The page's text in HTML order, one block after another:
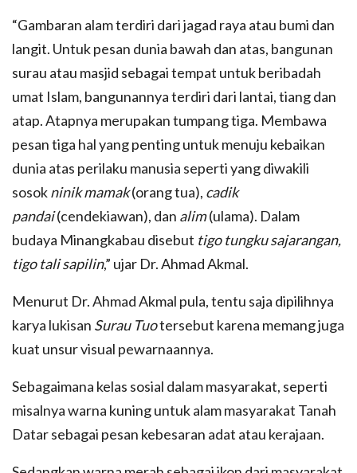
“Gambaran alam terdiri dari jagad raya atau bumi dan
langit. Untuk pesan dunia bawah dan atas, bangunan
surau atau masjid sebagai tempat untuk beribadah
umat Islam, bangunannya terdiri dari lantai, tiang dan
atap. Atapnya merupakan tumpang tiga. Membawa
pesan tiga hal yang penting untuk menuju kebaikan
dunia atas perilaku manusia seperti yang diwakili
sosokninikmamak(orang tua), cadik
pandai(cendekiawan), dan alim(ulama). Dalam
budaya Minangkabau disebut tigo tungku sajarangan,
tigo tali sapilin,” ujar Dr. Ahmad Akmal.
Menurut Dr. Ahmad Akmal pula, tentu saja dipilihnya
karya lukisan Surau Tuotersebut karena memang juga
kuat unsur visual pewarnaannya.
Sebagaimana kelas sosial dalam masyarakat, seperti
misalnya warna kuning untuk alam masyarakat Tanah
Datar sebagai pesan kebesaran adat atau kerajaan.